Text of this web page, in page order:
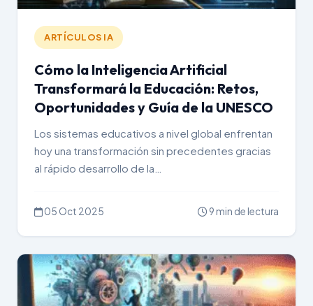
ARTÍCULOS IA
Cómo la Inteligencia Artificial
Transformará la Educación: Retos,
Oportunidades y Guía de la UNESCO
Los sistemas educativos a nivel global enfrentan
hoy una transformación sin precedentes gracias
al rápido desarrollo de la…
05 Oct 2025 9 min de lectura